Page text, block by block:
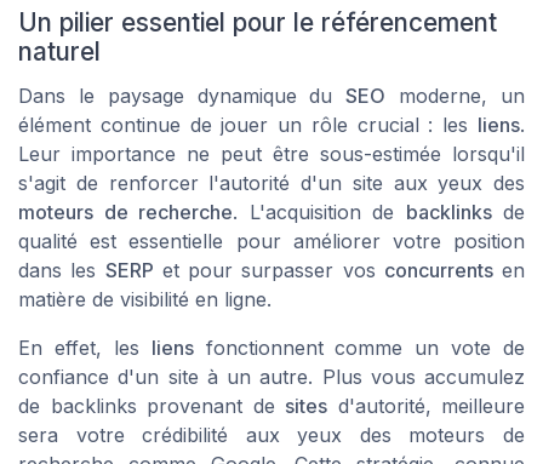
Un pilier essentiel pour le référencement
naturel
Dans le paysage dynamique duSEO moderne, un
élément continue de jouer un rôle crucial : les liens.
Leur importance ne peut être sous-estimée lorsqu'il
s'agit de renforcer l'autorité d'un site aux yeux des
moteurs de recherche. L'acquisition de backlinksde
qualité est essentielle pour améliorer votre position
dans les SERP et pour surpasser vos concurrentsen
matière de visibilité en ligne.
En effet, les liensfonctionnent comme un vote de
confiance d'un site à un autre. Plus vous accumulez
de backlinks provenant de sites d'autorité, meilleure
sera votre crédibilité aux yeux des moteurs de